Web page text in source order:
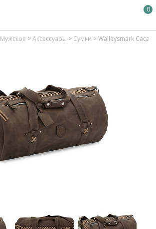
0
Мужское >Аксессуары > Сумки >Walleysmark Cacao